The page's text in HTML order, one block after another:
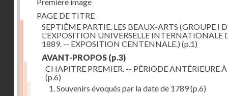
PAGE DE TITRE
SEPTIÈME PARTIE. LES BEAUX-ARTS (GROUPE I
L'EXPOSITION UNIVERSELLE INTERNATIONALE
1889. -- EXPOSITION CENTENNALE.) (p.1)
AVANT-PROPOS (p.3)
CHAPITRE PREMIER. -- PÉRIODE ANTÉRIEURE
(p.6)
1. Souvenirs évoqués par la date de 1789(p.6)